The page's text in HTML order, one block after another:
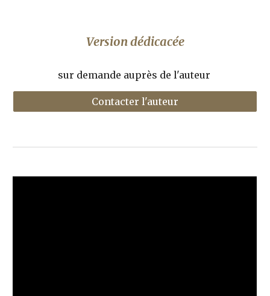
Version dédicacée
sur demande auprès de l'auteur
Contacter l'auteur